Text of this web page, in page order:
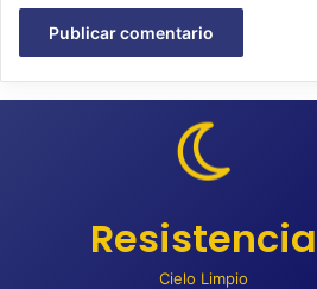
Resistencia
Cielo Limpio